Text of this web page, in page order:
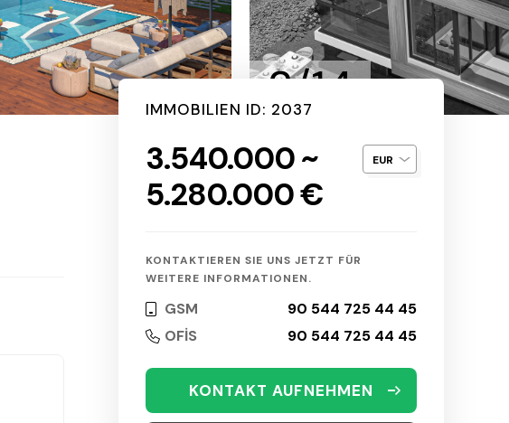
2/14
IMMOBILIEN ID: 2037
3.540.000 ~
5.280.000 €
KONTAKTIEREN SIE UNS JETZT FÜR
WEITERE INFORMATIONEN.
GSM
90 544 725 44 45
OFİS
90 544 725 44 45
KONTAKT AUFNEHMEN